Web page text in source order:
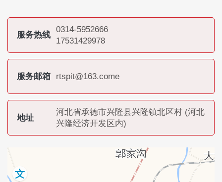
服务热线
0314-5952666
17531429978
服务邮箱 rtspit@163.come
地址
河北省承德市兴隆县兴隆镇北区村 (河北
兴隆经济开发区内)